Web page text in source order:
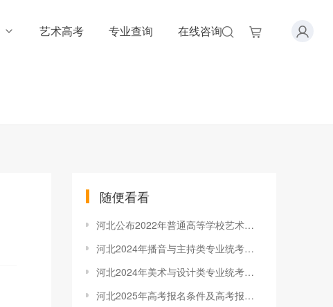
艺术高考 专业查询 在线咨询
随便看看
河北公布2022年普通高等学校艺术类专业招生考试简章
河北2024年播音与主持类专业统考考生注意事项
河北2024年美术与设计类专业统考温馨提示
河北2025年高考报名条件及高考报名流程